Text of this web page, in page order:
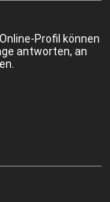
Profil können
antworten, an